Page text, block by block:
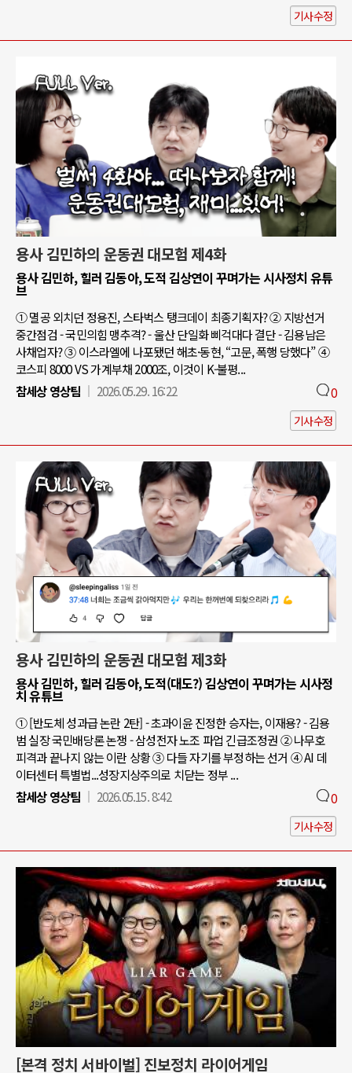
기사수정
용사 김민하의 운동권 대모험 제4화
용사 김민하, 힐러 김동아, 도적 김상연이 꾸며가는 시사정치 유튜
브
① 멸공 외치던 정용진, 스타벅스 탱크데이 최종기획자? ② 지방선거
중간점검 - 국민의힘 맹추격? - 울산 단일화 삐걱대다 결단 - 김용남은
사채업자? ③ 이스라엘에 나포됐던 해초·동현, “고문, 폭행 당했다” ④
코스피 8000 VS 가계부채 2000조, 이것이 K-불평...
참세상 영상팀
2026.05.29. 16:22 0
기사수정
용사 김민하의 운동권 대모험 제3화
용사 김민하, 힐러 김동아, 도적(대도?) 김상연이 꾸며가는 시사정
치 유튜브
① [반도체 성과급 논란 2탄] - 초과이윤 진정한 승자는, 이재용? - 김용
범 실장 국민배당론 논쟁 - 삼성전자 노조 파업 긴급조정권 ② 나무호
피격과 끝나지 않는 이란 상황 ③ 다들 자기를 부정하는 선거 ④ AI 데
이터센터 특별법...성장지상주의로 치닫는 정부 ...
참세상 영상팀
2026.05.15. 8:42 0
기사수정
[본격 정치 서바이벌] 진보정치 라이어게임